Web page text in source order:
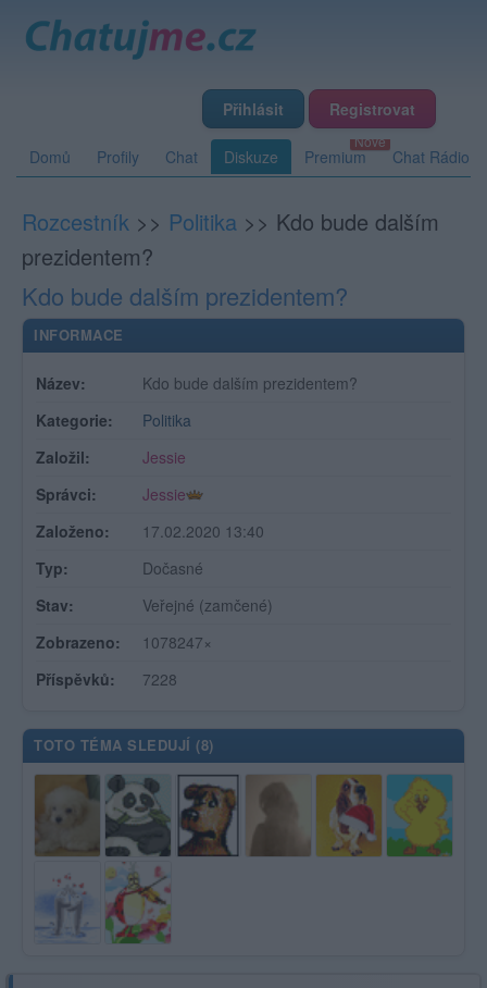
Přihlásit Registrovat
Domů Profily Chat Diskuze Premium Chat Rádio
Rozcestník >> Politika >> Kdo bude dalším
prezidentem?
Kdo bude dalším prezidentem?
INFORMACE
Název:
Kdo bude dalším prezidentem?
Kategorie:
Politika
Založil:
Jessie
Správci:
Jessie
Založeno:
17.02.2020 13:40
Typ:
Dočasné
Stav:
Veřejné (zamčené)
Zobrazeno:
1078247×
Příspěvků:
7228
TOTO TÉMA SLEDUJÍ (8)